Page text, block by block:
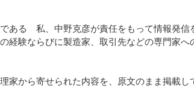
ある 私、中野克彦が責任をもって情報発信
経験ならびに製造家、取引先などの専門家
家から寄せられた内容を、原文のまま掲載し